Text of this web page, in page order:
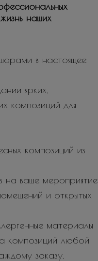
наших
в настоящее
ярких,
композиций для
композиций из
на ваше мероприятие.
и открытых
материалы
композиций любой
заказу.